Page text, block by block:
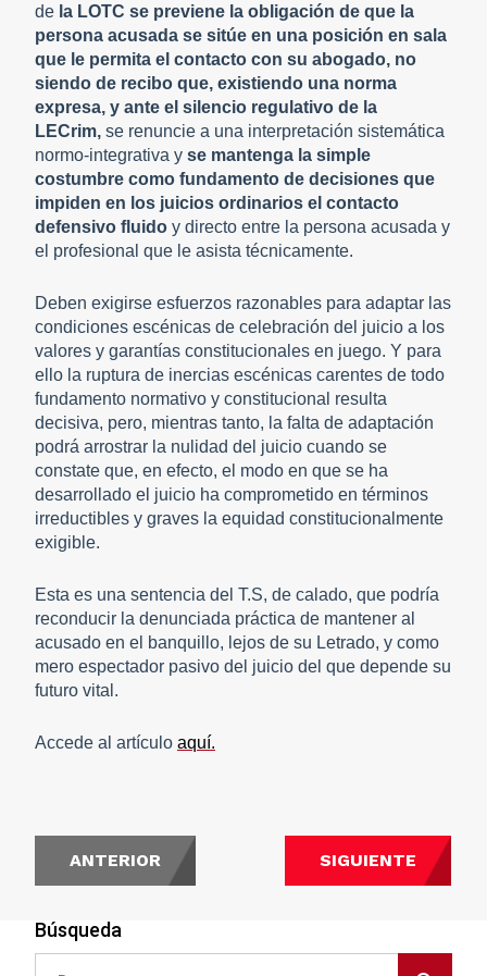
Búsqueda
de la LOTC se previene la obligación de que la
persona acusada se sitúe en una posición en sala
que le permita el contacto con su abogado, no
siendo de recibo que, existiendo una norma
expresa, y ante el silencio regulativo de la
LECrim, se renuncie a una interpretación sistemática
normo-integrativa y se mantenga la simple
costumbre como fundamento de decisiones que
impiden en los juicios ordinarios el contacto
defensivo fluido y directo entre la persona acusada y
el profesional que le asista técnicamente.
Deben exigirse esfuerzos razonables para adaptar las
condiciones escénicas de celebración del juicio a los
valores y garantías constitucionales en juego. Y para
ello la ruptura de inercias escénicas carentes de todo
fundamento normativo y constitucional resulta
decisiva, pero, mientras tanto, la falta de adaptación
podrá arrostrar la nulidad del juicio cuando se
constate que, en efecto, el modo en que se ha
desarrollado el juicio ha comprometido en términos
irreductibles y graves la equidad constitucionalmente
exigible.
Esta es una sentencia del T.S, de calado, que podría
reconducir la denunciada práctica de mantener al
acusado en el banquillo, lejos de su Letrado, y como
mero espectador pasivo del juicio del que depende su
futuro vital.
Accede al artículo aquí.
ANTERIOR SIGUIENTE